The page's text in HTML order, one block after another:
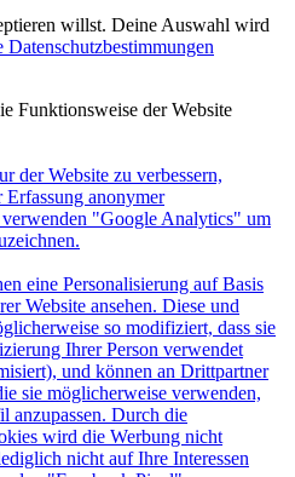
willst. Deine Auswahl wird
Datenschutzbestimmungen
Funktionsweise der Website
der Website zu verbessern,
anonymer
"Google Analytics" um
eine Personalisierung auf Basis
Website ansehen. Diese und
so modifiziert, dass sie
Ihrer Person verwendet
und können an Drittpartner
sie möglicherweise verwenden,
anzupassen. Durch die
wird die Werbung nicht
nicht auf Ihre Interessen